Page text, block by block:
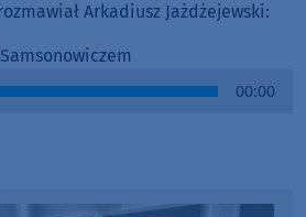
Arkadiusz Jażdżejewski:
00:00